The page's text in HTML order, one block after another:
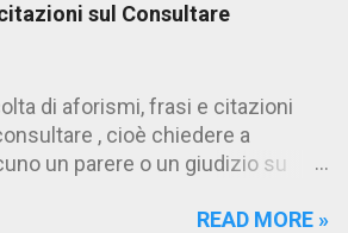
pretenzioso: colui che ritiene
tanto fortunata, per averlo
l'idea del tradimento. Ciò lo
un marito assai comodo.
Fourier) Elenco analitico dei
(postumo 1856) Traduzione
sul Consultare
di aforismi, frasi e citazioni
, cioè chiedere a
un parere o un giudizio su
riferimento anche allaREAD MORE »